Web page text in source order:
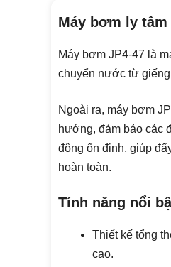
Máy bơm ly tâm
Máy bơm JP4-47 là
chuyển nước từ
Ngoài ra, máy bơm
hướng, đảm bảo các
động ổn định, giúp
hoàn toàn.
Tính năng nổi
Thiết kế tổng
cao.